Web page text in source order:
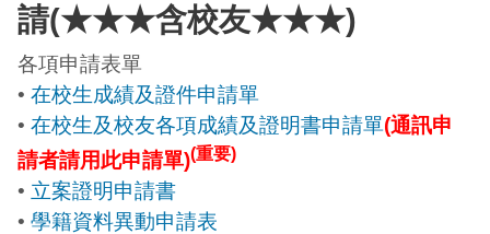
請(★★★含校友★★★)
各項申請表單
• 在校生成績及證件申請單
• 在校生及校友各項成績及證明書申請單(通訊申
請者請用此申請單)(重要)
• 立案證明申請書
• 學籍資料異動申請表